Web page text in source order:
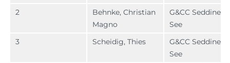
2
Behnke, Christian
Magno
G&CC Seddiner
See
3
Scheidig, Thies
G&CC Seddiner
See